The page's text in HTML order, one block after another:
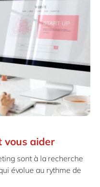
vous aider
sont à la recherche
évolue au rythme de